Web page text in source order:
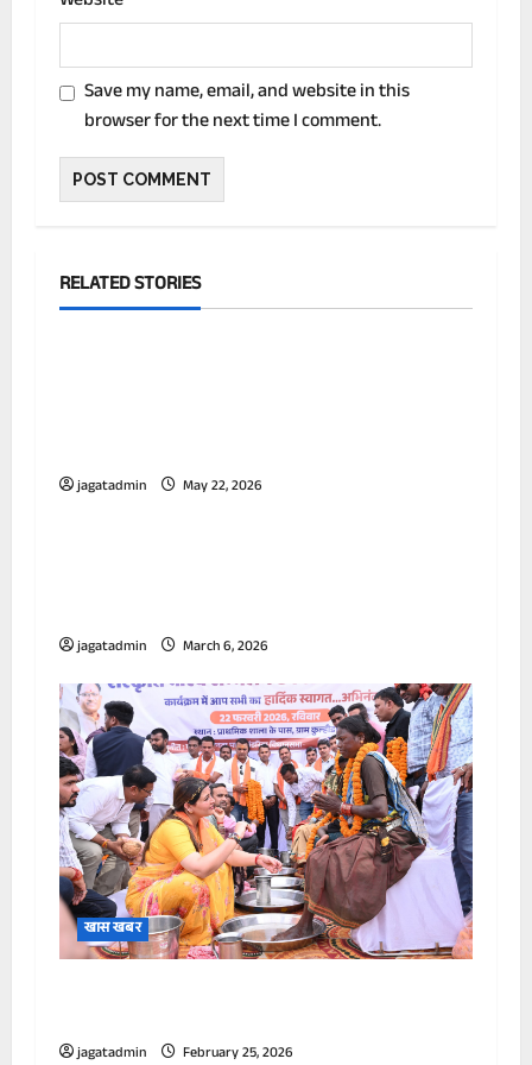
Save my name, email, and website in this
browser for the next time I comment.
RELATED STORIES
देश
jagatadmin May 22, 2026
देश
jagatadmin March 6, 2026
खास खबर
jagatadmin February 25, 2026